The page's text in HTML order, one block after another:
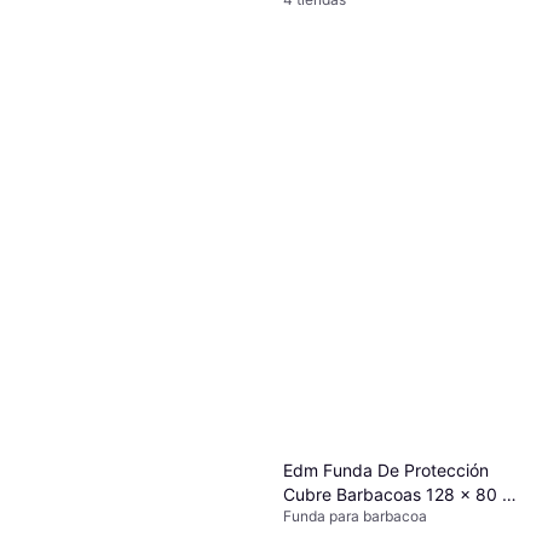
Edm Funda De Protección
Cubre Barbacoas 128 x 80 x
253 cm
Funda para barbacoa